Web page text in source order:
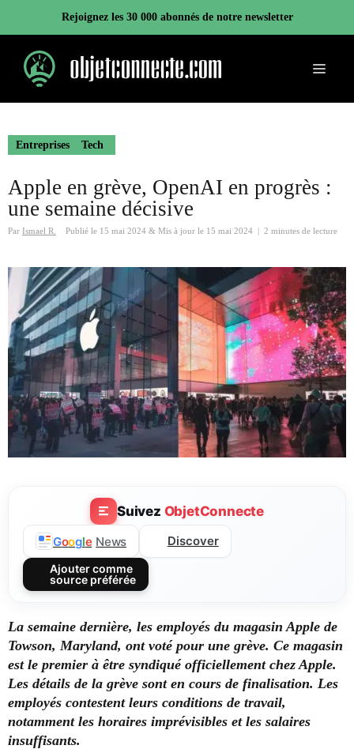
contenu
Rejoignez les 30 000 abonnés de notre newsletter
Menu
Entreprises Tech
Apple en grève, OpenAI en progrès :
une semaine décisive
Par Ismael R. Publié le 15 mai 2024 & Mis à jour le 15 mai 2024 2 minutes de lecture
Suivez ObjetConnecte
Google News Discover
Ajouter comme
source préférée
La semaine dernière, les employés du magasin Apple de
Towson, Maryland, ont voté pour une grève. Ce magasin
est le premier à être syndiqué officiellement chez Apple.
Les détails de la grève sont en cours de finalisation. Les
employés contestent leurs conditions de travail,
notamment les horaires imprévisibles et les salaires
insuffisants.